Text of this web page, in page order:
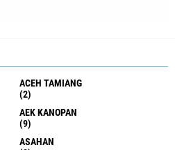
ACEH TAMIANG
(2)
AEK KANOPAN
(9)
ASAHAN